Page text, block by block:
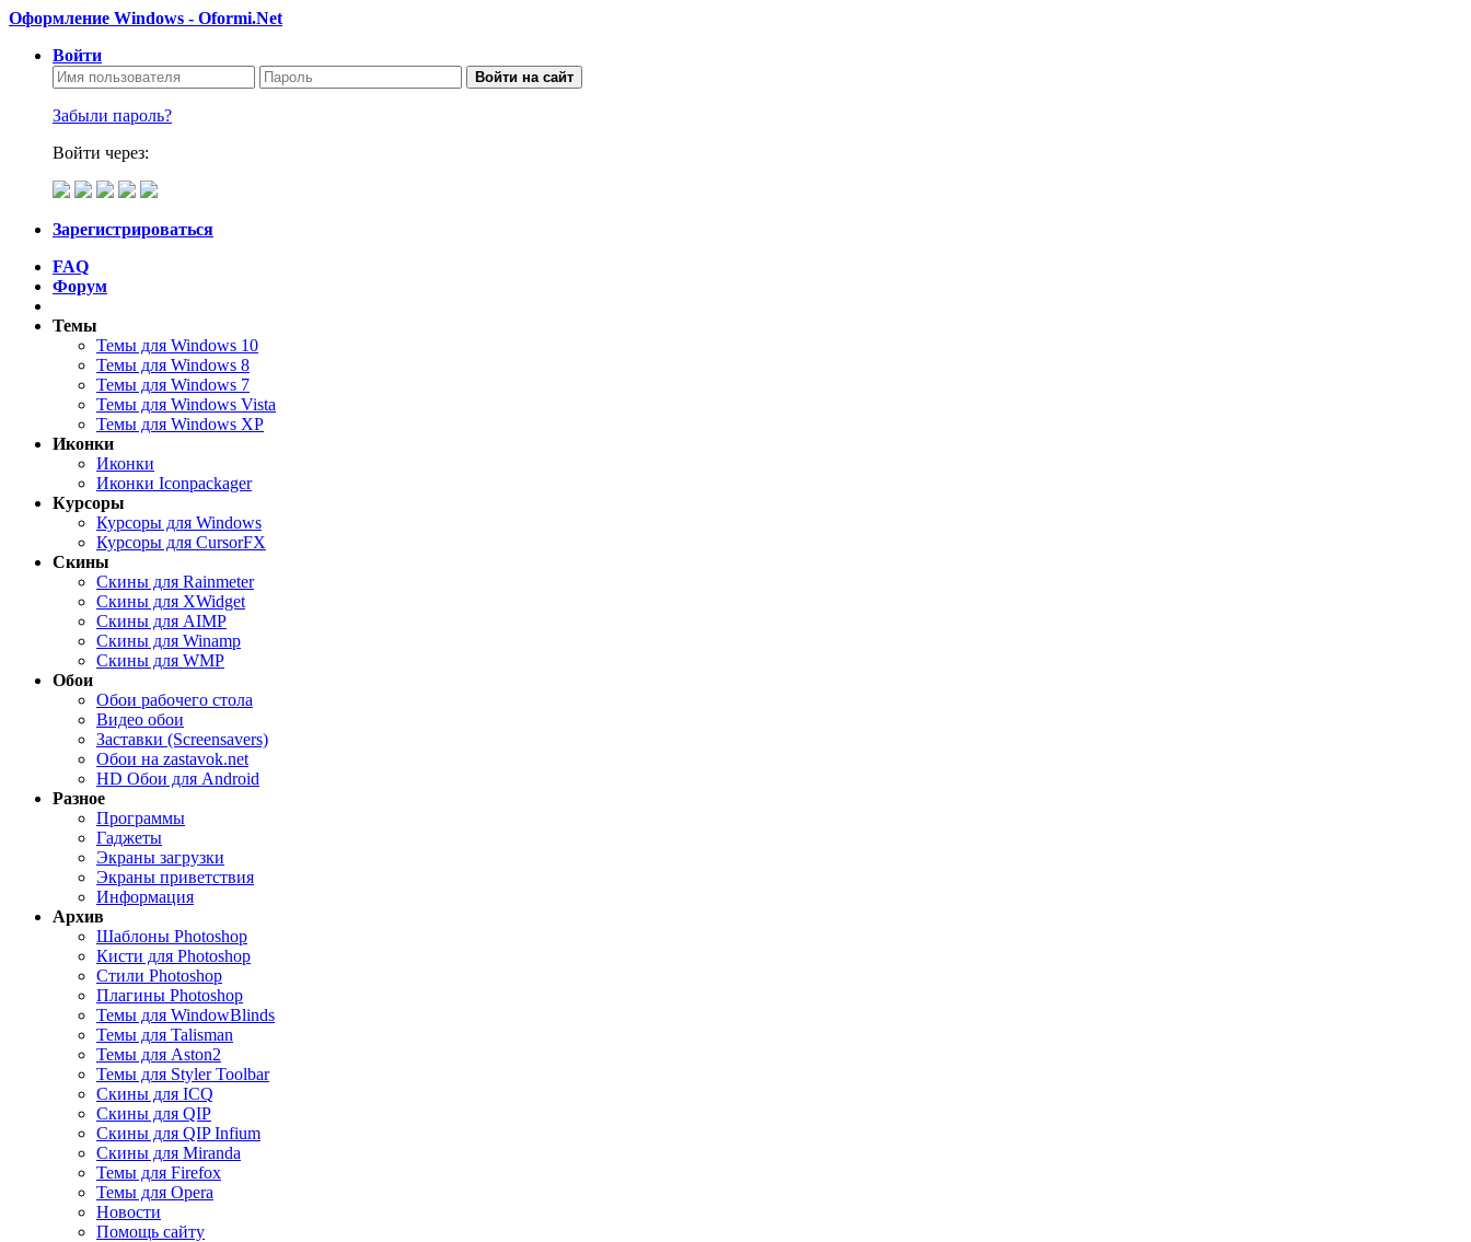
Оформление Windows - Oformi.Net
Войти
Войти на сайт
Забыли пароль?
Войти через:
Зарегистрироваться
FAQ
Форум
Темы
Темы для Windows 10
Темы для Windows 8
Темы для Windows 7
Темы для Windows Vista
Темы для Windows XP
Иконки
Иконки
Иконки Iconpackager
Курсоры
Курсоры для Windows
Курсоры для CursorFX
Скины
Скины для Rainmeter
Скины для XWidget
Скины для AIMP
Скины для Winamp
Скины для WMP
Обои
Обои рабочего стола
Видео обои
Заставки (Screensavers)
Обои на zastavok.net
HD Обои для Android
Разное
Программы
Гаджеты
Экраны загрузки
Экраны приветствия
Информация
Архив
Шаблоны Photoshop
Кисти для Photoshop
Стили Photoshop
Плагины Photoshop
Темы для WindowBlinds
Темы для Talisman
Темы для Aston2
Темы для Styler Toolbar
Скины для ICQ
Скины для QIP
Скины для QIP Infium
Скины для Miranda
Темы для Firefox
Темы для Opera
Новости
Помощь сайту